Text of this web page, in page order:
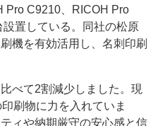
Pro C9210、RICOH Pro
置している。同社の松原
機を有効活用し、名刺印刷
べて2割減少しました。現
刷物に力を入れていま
ィや納期厳守の安心感と信